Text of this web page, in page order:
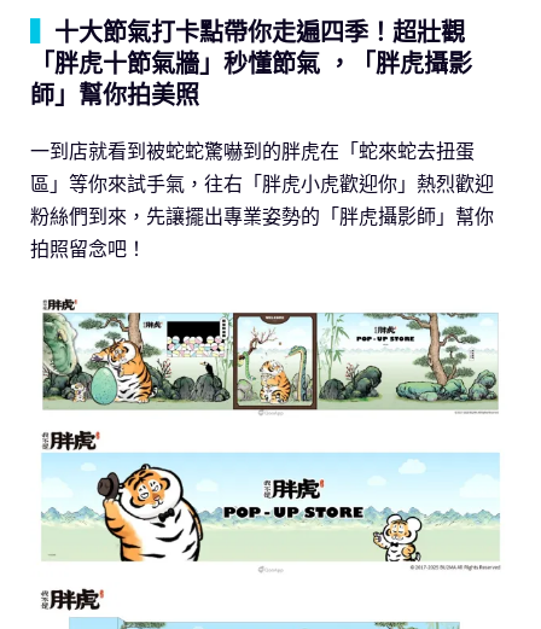
十大節氣打卡點帶你走遍四季！超壯觀
「胖虎十節氣牆」秒懂節氣 ，「胖虎攝影
師」幫你拍美照
一到店就看到被蛇蛇驚嚇到的胖虎在「蛇來蛇去扭蛋
區」等你來試手氣，往右「胖虎小虎歡迎你」熱烈歡迎
粉絲們到來，先讓擺出專業姿勢的「胖虎攝影師」幫你
拍照留念吧！